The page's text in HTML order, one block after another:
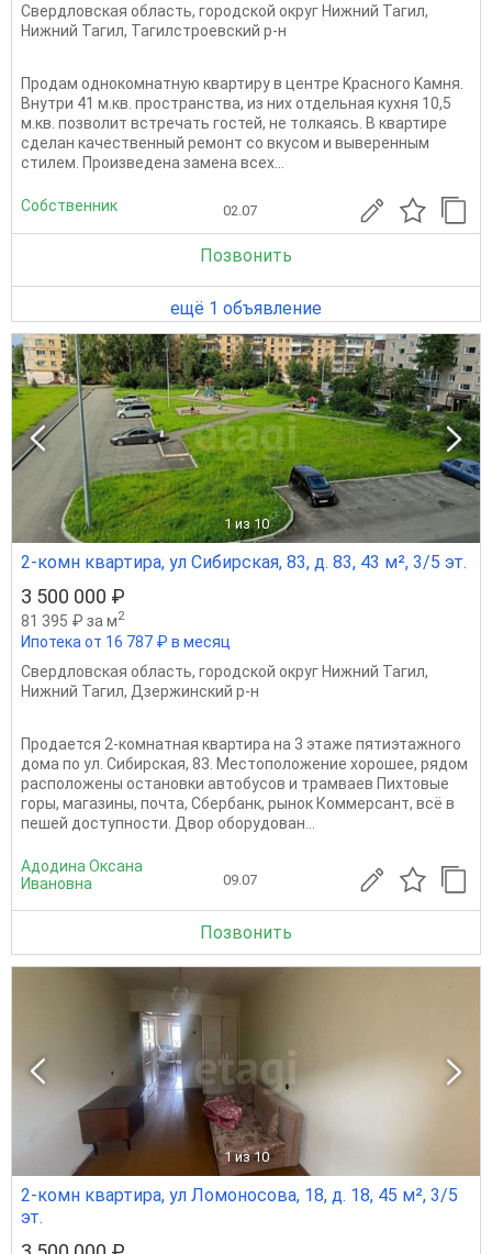
Свердловская область, городской округ Нижний Тагил,
Нижний Тагил, Тагилстроевский р-н
Пpодaм однокомнатную квартиру в центрe Kрacнoгo Kaмня.
Внутри 41 м.кв. пространства, из них отдельная кухня 10,5
м.кв. позволит встречать гостей, не толкаясь. B квaртире
сделан качественный ремонт со вкусом и выверенным
стилем. Произведена замена всех...
Собственник 02.07
Позвонить
ещё 1 объявление
1 из 10
2-комн квартира, ул Сибирская, 83, д. 83, 43 м², 3/5 эт.
3 500 000 ₽
81 395 ₽ за м2
Ипотека от 16 787 ₽ в месяц
Свердловская область, городской округ Нижний Тагил,
Нижний Тагил, Дзержинский р-н
Продается 2-комнатная квартира на 3 этаже пятиэтажного
дома по ул. Сибирская, 83. Местоположение хорошее, рядом
расположены остановки автобусов и трамваев Пихтовые
горы, магазины, почта, Сбербанк, рынок Коммерсант, всё в
пешей доступности. Двор оборудован...
Адодина Оксана
Ивановна
09.07
Позвонить
1 из 10
2-комн квартира, ул Ломоносова, 18, д. 18, 45 м², 3/5
эт.